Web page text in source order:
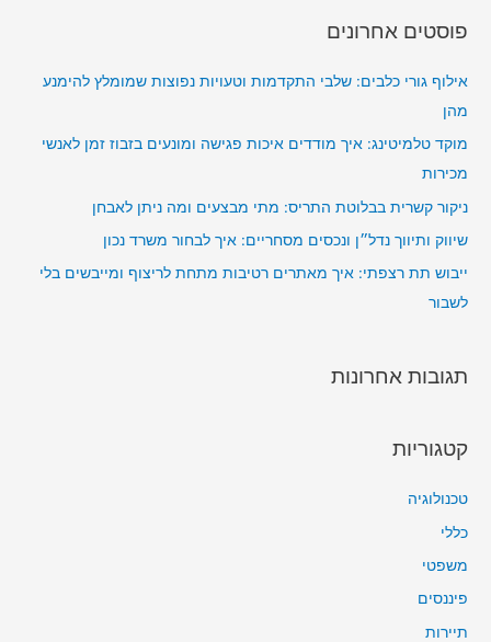
:
פוסטים אחרונים
אילוף גורי כלבים: שלבי התקדמות וטעויות נפוצות שמומלץ להימנע
מהן
מוקד טלמיטינג: איך מודדים איכות פגישה ומונעים בזבוז זמן לאנשי
מכירות
ניקור קשרית בבלוטת התריס: מתי מבצעים ומה ניתן לאבחן
שיווק ותיווך נדל״ן ונכסים מסחריים: איך לבחור משרד נכון
ייבוש תת רצפתי: איך מאתרים רטיבות מתחת לריצוף ומייבשים בלי
לשבור
תגובות אחרונות
קטגוריות
טכנולוגיה
כללי
משפטי
פיננסים
תיירות